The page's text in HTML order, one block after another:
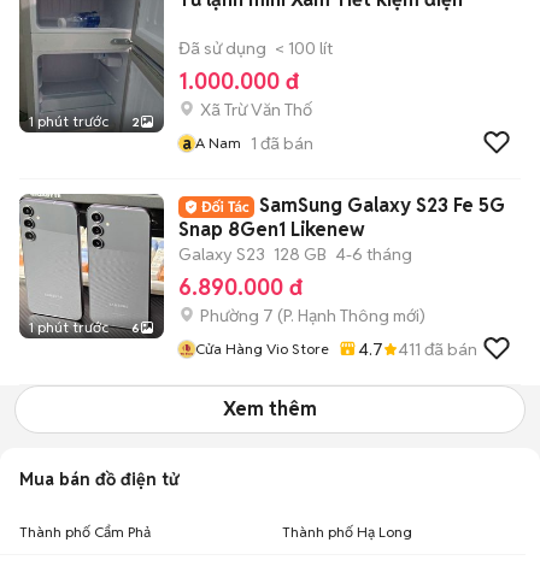
1 phút trước 2
Đã sử dụng < 100 lít
1.000.000 đ
Xã Trừ Văn Thố
a A Nam 1 đã bán
1 phút trước 6
SamSung Galaxy S23 Fe 5G
Snap 8Gen1 Likenew
Galaxy S23 128 GB 4-6 tháng
6.890.000 đ
Phường 7 (P. Hạnh Thông mới)
Cửa Hàng Vio Store 4.7 411 đã bán
Xem thêm
Mua bán đồ điện tử
Thành phố Cẩm Phả Thành phố Hạ Long